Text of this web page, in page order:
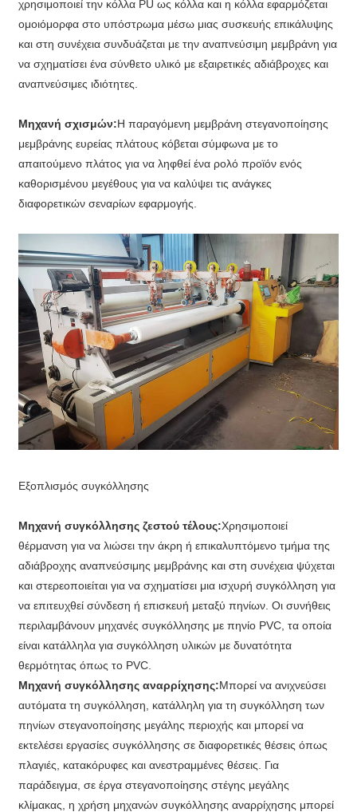
χρησιμοποιεί την κόλλα PU ως κόλλα και η κόλλα εφαρμόζεται
ομοιόμορφα στο υπόστρωμα μέσω μιας συσκευής επικάλυψης
και στη συνέχεια συνδυάζεται με την αναπνεύσιμη μεμβράνη για
να σχηματίσει ένα σύνθετο υλικό με εξαιρετικές αδιάβροχες και
αναπνεύσιμες ιδιότητες.
Μηχανή σχισμών:Η παραγόμενη μεμβράνη στεγανοποίησης
μεμβράνης ευρείας πλάτους κόβεται σύμφωνα με το
απαιτούμενο πλάτος για να ληφθεί ένα ρολό προϊόν ενός
καθορισμένου μεγέθους για να καλύψει τις ανάγκες
διαφορετικών σεναρίων εφαρμογής.
Εξοπλισμός συγκόλλησης
Μηχανή συγκόλλησης ζεστού τέλους:Χρησιμοποιεί
θέρμανση για να λιώσει την άκρη ή επικαλυπτόμενο τμήμα της
αδιάβροχης αναπνεύσιμης μεμβράνης και στη συνέχεια ψύχεται
και στερεοποιείται για να σχηματίσει μια ισχυρή συγκόλληση για
να επιτευχθεί σύνδεση ή επισκευή μεταξύ πηνίων. Οι συνήθεις
περιλαμβάνουν μηχανές συγκόλλησης με πηνίο PVC, τα οποία
είναι κατάλληλα για συγκόλληση υλικών με δυνατότητα
θερμότητας όπως το PVC.
Μηχανή συγκόλλησης αναρρίχησης:Μπορεί να ανιχνεύσει
αυτόματα τη συγκόλληση, κατάλληλη για τη συγκόλληση των
πηνίων στεγανοποίησης μεγάλης περιοχής και μπορεί να
εκτελέσει εργασίες συγκόλλησης σε διαφορετικές θέσεις όπως
πλαγιές, κατακόρυφες και ανεστραμμένες θέσεις. Για
παράδειγμα, σε έργα στεγανοποίησης στέγης μεγάλης
κλίμακας, η χρήση μηχανών συγκόλλησης αναρρίχησης μπορεί